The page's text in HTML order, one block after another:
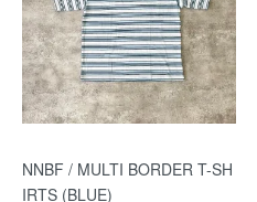
NNBF / MULTI BORDER T-SH
IRTS (BLUE)